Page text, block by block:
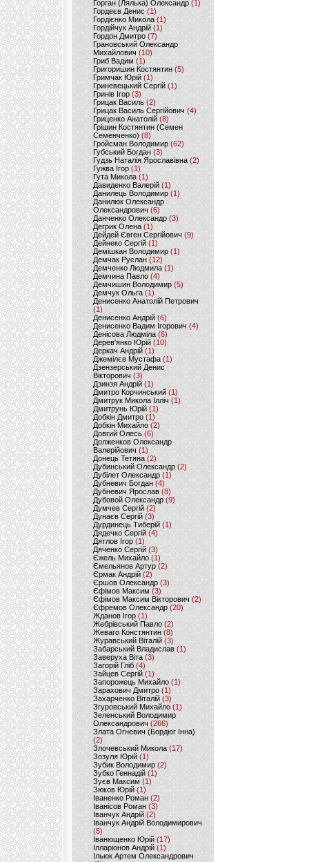
Горган (Лялька) Олександр(1)
Гордеєв Денис (1)
Гордієнко Микола (1)
Гордійчук Андрій (1)
Гордон Дмитро (7)
Грановський Олександр
Михайлович (10)
Гриб Вадим (1)
Григоришин Костянтин (5)
Гримчак Юрій(1)
Гриневецький Сергій(1)
Гринів Ігор (3)
Грицак Василь (2)
Грицак Василь Сергійович (4)
Гриценко Анатолій (8)
Грішин Костянтин (Семен
Семенченко)(8)
Гройсман Володимир(62)
Губський Богдан (3)
Гудзь Наталія Ярославівна(2)
Гужва Ігор (1)
Гута Микола (1)
Давиденко Валерій (1)
Данилець Володимир(1)
Данилюк Олександр
Олександрович (6)
Данченко Олександр (3)
Дегрик Олена(1)
Дейдей Євген Сергійович(9)
Дейнеко Сергій (1)
Демішкан Володимир(1)
Демчак Руслан (12)
Демченко Людмила (1)
Демчина Павло (4)
Демчишин Володимир (5)
Демчук Ольга(1)
Денисенко Анатолій Петрович
(1)
Денисенко Андрій (6)
Денисенко Вадим Ігорович (4)
Денісова Людміла(6)
Дерев'янко Юрій(10)
Деркач Андрій(1)
Джемілєв Мустафа (1)
Дзензерський Денис
Вікторович (3)
Дзинзя Андрій (1)
Дмитро Корчинський (1)
Дмитрук Микола Ілліч (1)
Дмитрунь Юрій (1)
Добкін Дмитро(1)
Добкін Михайло (2)
Довгий Олесь (6)
Долженков Олександр
Валерійович (1)
Донець Тетяна (2)
Дубинський Олександр(2)
Дубілет Олександр (1)
Дубневич Богдан (4)
Дубневич Ярослав (8)
Дубовой Олександр(9)
Думчев Сергій (2)
Дунаєв Сергій(3)
Дурдинець Тиберій (1)
Дядечко Сергій (4)
Дятлов Ігор (1)
Дяченко Сергій (3)
Єжель Михайло (1)
Ємельянов Артур (2)
Єрмак Андрій (2)
Єршов Олександр (3)
Єфімов Максим (3)
Єфімов Максим Вікторович (2)
Єфремов Олександр (20)
Жданов Ігор (1)
Жебрівський Павло (2)
Жеваго Констянтин (8)
Журавський Віталій (3)
Забарський Владислав (1)
Заверуха Віта (3)
Загорій Гліб (4)
Зайцев Сергій(1)
Запорожець Михайло (1)
Зарахович Дмитро (1)
Захарченко Віталій (3)
Згуровський Михайло (1)
Зеленський Володимир
Олександрович (266)
Злата Огневич (Бордюг Інна)
(2)
Злочевський Микола(17)
Зозуля Юрій (1)
Зубик Володимир (2)
Зубко Геннадій (1)
Зуєв Максим(1)
Зюков Юрій (1)
Іваненко Роман (2)
Іванісов Роман (3)
Іванчук Андрій(2)
Іванчук Андрій Володимирович
(5)
Іванющенко Юрій (17)
Ілларіонов Андрій (1)
Ільюк Артем Олександрович